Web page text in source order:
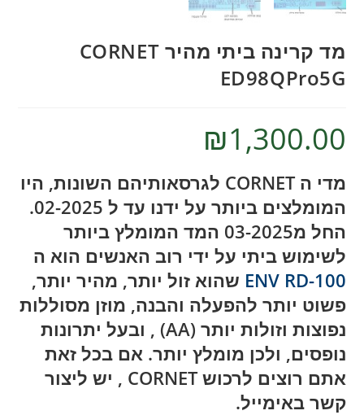
מד קרינה ביתי מהיר CORNET
ED98QPro5G
₪1,300.00
מדי ה CORNET לגרסאותיהם השונות, היו
המומלצים ביותר על ידנו עד ל 02-2025.
החל מ03-2025 המד המומלץ ביותר
לשימוש ביתי על ידי רוב האנשים הוא ה
ENV RD-100 שהוא זול יותר, מהיר יותר,
פשוט יותר להפעלה והבנה, מוזן מסוללות
נפוצות וזולות יותר (AA) , ובעל יתרונות
נופסים, ולכן מומלץ יותר. אם בכל זאת
אתם רוצים לרכוש CORNET , יש ליצור
קשר באימייל.